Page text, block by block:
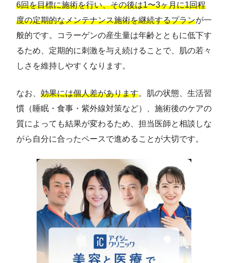
6回を目標に施術を行い、その後は1〜3ヶ月に1回程
度の定期的なメンテナンス施術を継続するプランが一
般的です。コラーゲンの産生量は年齢とともに低下す
るため、定期的に刺激を与え続けることで、肌の若々
しさを維持しやすくなります。
なお、 効果には個人差があります。肌の状態、生活習
慣（睡眠・食事・紫外線対策など）、施術後のケアの
質によっても結果が変わるため、担当医師と相談しな
がら自分に合ったペースで進めることが大切です。